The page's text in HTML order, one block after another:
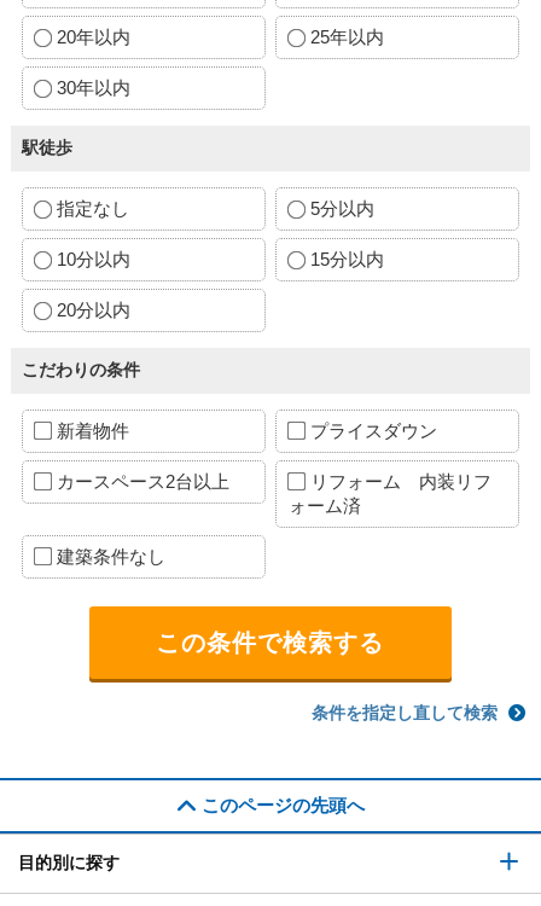
20年以内 25年以内
30年以内
駅徒歩
指定なし 5分以内
10分以内 15分以内
20分以内
こだわりの条件
新着物件 プライスダウン
カースペース2台以上
リフォーム 内装リフ
ォーム済
建築条件なし
条件を指定し直して検索
このページの先頭へ
目的別に探す